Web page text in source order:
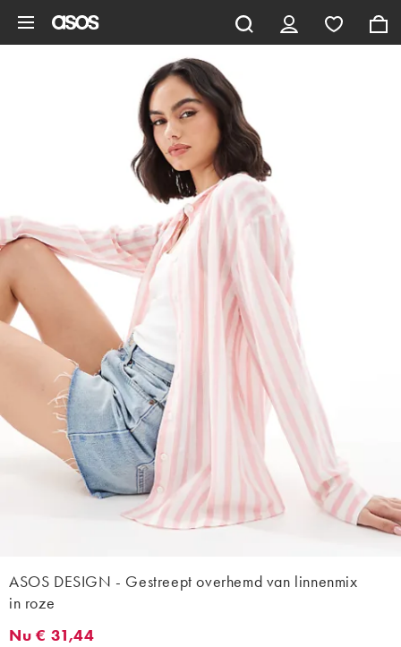
ASOS DESIGN - Gestreept overhemd van linnenmix
in roze
Nu € 31,44. 30 dagen beste prijs € 31,44 (0%). Was € 36,99. (-
Nu € 31,44